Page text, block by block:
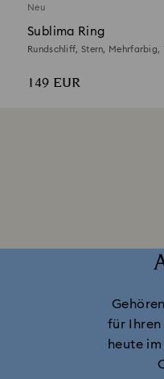
Neu
Sublima Ring
Rundschliff, Stern, Mehrfarbig,
149 EUR
für Ihren
heute